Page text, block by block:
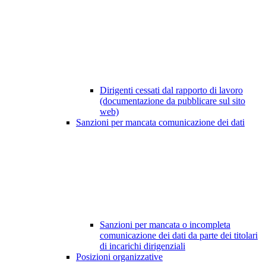
Dirigenti cessati dal rapporto di lavoro
(documentazione da pubblicare sul sito
web)
Sanzioni per mancata comunicazione dei dati
Sanzioni per mancata o incompleta
comunicazione dei dati da parte dei titolari
di incarichi dirigenziali
Posizioni organizzative